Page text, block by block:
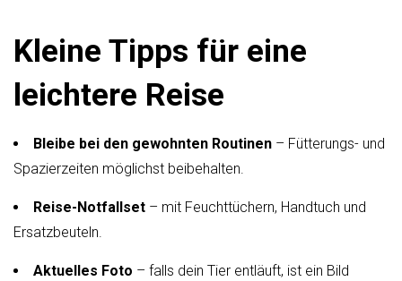
Kleine Tipps für eine
leichtere Reise
Bleibe bei den gewohnten Routinen – Fütterungs- und
Spazierzeiten möglichst beibehalten.
Reise-Notfallset – mit Feuchttüchern, Handtuch und
Ersatzbeuteln.
Aktuelles Foto – falls dein Tier entläuft, ist ein Bild